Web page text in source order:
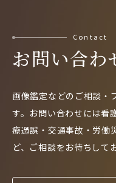
Contact
お問い合わ
画像鑑定などのご相談・
す。 お問い合わせには看
療過誤・交通事故・労働
ど、 ご相談をお待ちして